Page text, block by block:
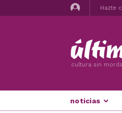
Hazte
cultura sin
noticias